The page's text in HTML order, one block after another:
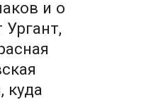
и о
куда